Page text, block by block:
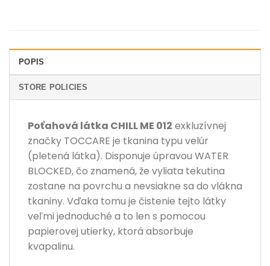
POPIS
STORE POLICIES
Poťahová látka CHILL ME 012 exkluzívnej
značky TOCCARE je tkanina typu velúr
(pletená látka). Disponuje úpravou WATER
BLOCKED, čo znamená, že vyliata tekutina
zostane na povrchu a nevsiakne sa do vlákna
tkaniny. Vďaka tomu je čistenie tejto látky
veľmi jednoduché a to len s pomocou
papierovej utierky, ktorá absorbuje
kvapalinu.